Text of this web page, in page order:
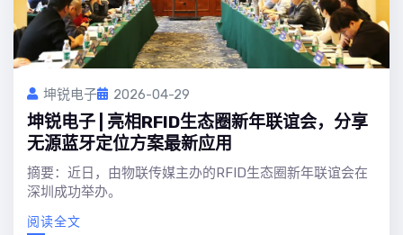
坤锐电子 2026-04-29
坤锐电子 | 亮相RFID生态圈新年联谊会，分享
无源蓝牙定位方案最新应用
摘要：近日，由物联传媒主办的RFID生态圈新年联谊会在
深圳成功举办。
阅读全文